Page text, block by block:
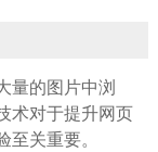
量的图片中浏
术对于提升网页
至关重要。